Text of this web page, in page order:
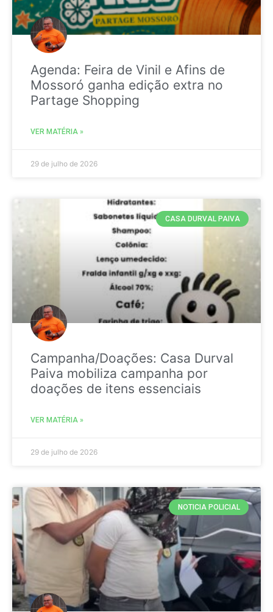
Agenda: Feira de Vinil e Afins de
Mossoró ganha edição extra no
Partage Shopping
VER MATÉRIA »
29 de julho de 2026
CASA DURVAL PAIVA
Campanha/Doações: Casa Durval
Paiva mobiliza campanha por
doações de itens essenciais
VER MATÉRIA »
29 de julho de 2026
NOTICIA POLICIAL